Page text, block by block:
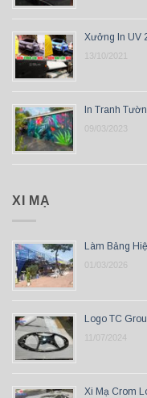
Xưởng In UV
13/10/2021
In Tranh
09/03/2023
XI MẠ
Làm Bảng
01/03/2026
Logo TC
11/07/2024
Xi Mạ Crom